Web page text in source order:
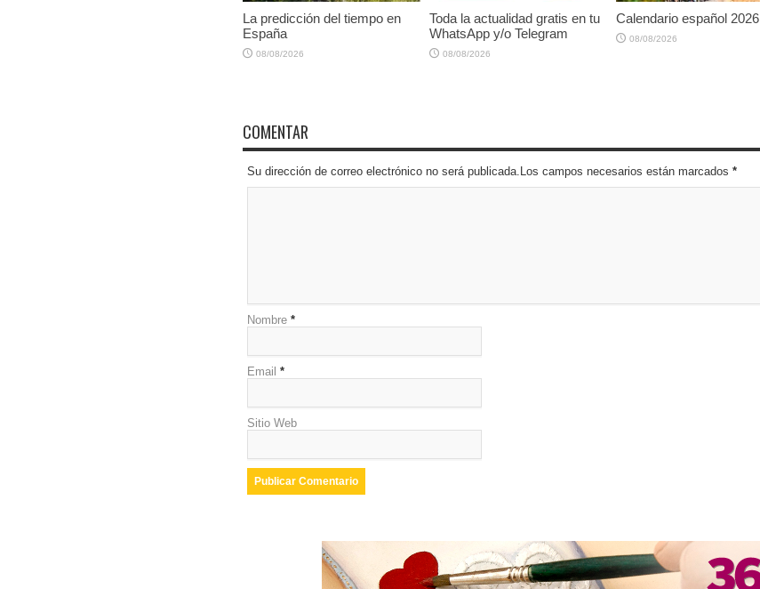
La predicción del tiempo en
España
08/08/2026
Toda la actualidad gratis en tu
WhatsApp y/o Telegram
08/08/2026
Calendario español 2026
08/08/2026
COMENTAR
Su dirección de correo electrónico no será publicada.Los campos necesarios están marcados *
Nombre *
Email *
Sitio Web